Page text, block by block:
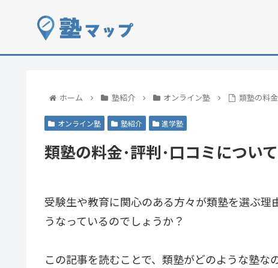
ホーム 塾紹介 オンライン塾 類塾の料
オンライン塾 塾紹介 進学塾
類塾の料金･評判･口コミについて
受験生や教育に関心のある方々が類塾を選ぶ
うなっているのでしょうか？
この記事を読むことで、類塾がどのような塾